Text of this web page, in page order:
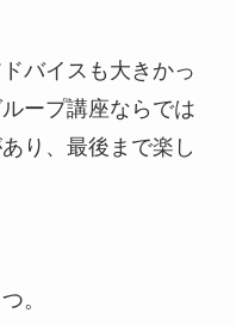
バイスも大きかっ
ープ講座ならでは
り、最後まで楽し
。